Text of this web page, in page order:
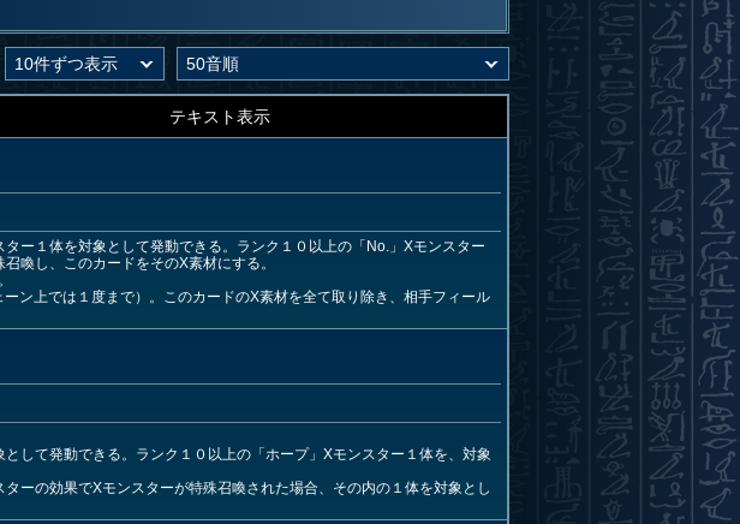
テキスト表示
ー１体を対象として発動できる。ランク１０以上の「No.」Xモンスター
喚し、このカードをそのX素材にする。
ン上では１度まで）。このカードのX素材を全て取り除き、相手フィール
して発動できる。ランク１０以上の「ホープ」Xモンスター１体を、対象
ーの効果でXモンスターが特殊召喚された場合、その内の１体を対象とし